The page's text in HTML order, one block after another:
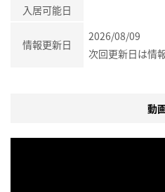
入居可能日
情報更新日
2026/08/09
次回更新日は情
動